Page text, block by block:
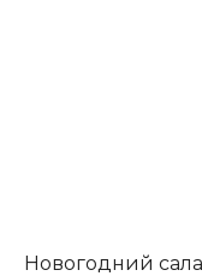
Новогодний